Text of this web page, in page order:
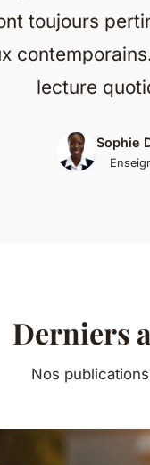
toujours
lecture
Sophie
Derniers
Nos